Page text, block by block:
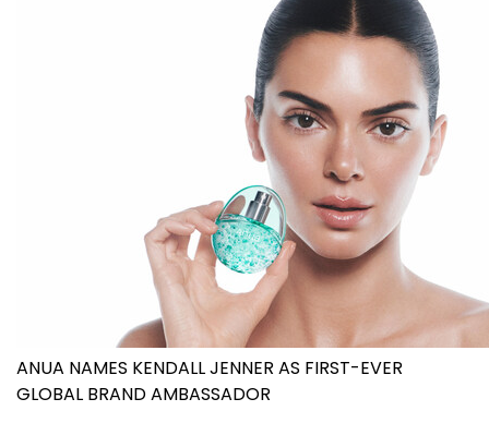
ANUA NAMES KENDALL JENNER AS FIRST-EVER
GLOBAL BRAND AMBASSADOR